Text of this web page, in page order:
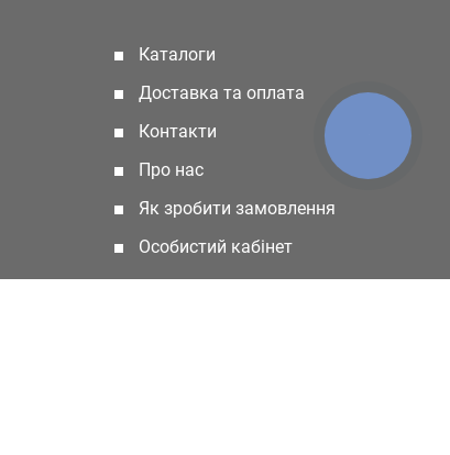
Каталоги
Доставка та оплата
Контакти
Про нас
Як зробити замовлення
Особистий кабінет